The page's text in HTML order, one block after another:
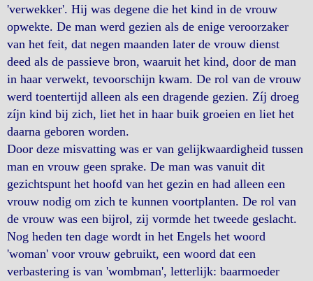
'verwekker'. Hij was degene die het kind in de vrouw
opwekte. De man werd gezien als de enige veroorzaker
van het feit, dat negen maanden later de vrouw dienst
deed als de passieve bron, waaruit het kind, door de man
in haar verwekt, tevoorschijn kwam. De rol van de vrouw
werd toentertijd alleen als een dragende gezien. Zíj droeg
zíjn kind bij zich, liet het in haar buik groeien en liet het
daarna geboren worden.
Door deze misvatting was er van gelijkwaardigheid tussen
man en vrouw geen sprake. De man was vanuit dit
gezichtspunt het hoofd van het gezin en had alleen een
vrouw nodig om zich te kunnen voortplanten. De rol van
de vrouw was een bijrol, zij vormde het tweede geslacht.
Nog heden ten dage wordt in het Engels het woord
'woman' voor vrouw gebruikt, een woord dat een
verbastering is van 'wombman', letterlijk: baarmoeder